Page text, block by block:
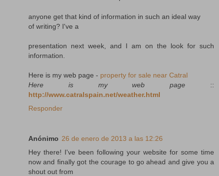
anyone get that kind of information in such an ideal way
of writing? I've a
presentation next week, and I am on the look for such
information.
Here is my web page - property for sale near Catral
Here is my web page ::
http://www.catralspain.net/weather.html
Responder
Anónimo 26 de enero de 2013 a las 12:26
Hey there! I've been following your website for some time
now and finally got the courage to go ahead and give you a
shout out from